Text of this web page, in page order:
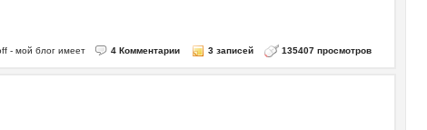
- мой блог имеет 4 Комментарии 3 записей 135407 просмотров